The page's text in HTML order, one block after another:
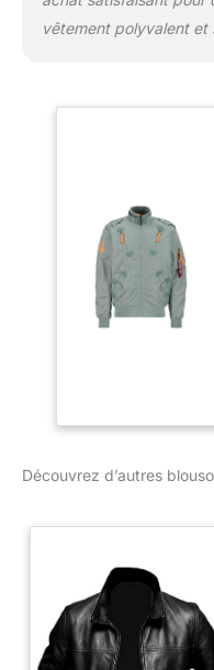
vêtement polyvalent et
Découvrez d’autres